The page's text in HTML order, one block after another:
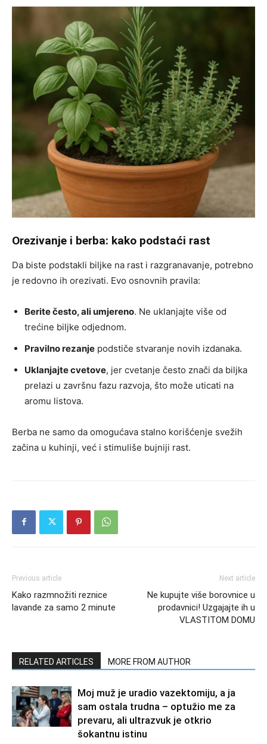
Orezivanje i berba: kako podstaći rast
Da biste podstakli biljke na rast i razgranavanje, potrebno
je redovno ih orezivati. Evo osnovnih pravila:
Berite često, ali umjereno. Ne uklanjajte više od
trećine biljke odjednom.
Pravilno rezanje podstiče stvaranje novih izdanaka.
Uklanjajte cvetove, jer cvetanje često znači da biljka
prelazi u završnu fazu razvoja, što može uticati na
aromu listova.
Berba ne samo da omogućava stalno korišćenje svežih
začina u kuhinji, već i stimuliše bujniji rast.
Previous article
Kako razmnožiti reznice
lavande za samo 2 minute
Next article
Ne kupujte više borovnice u
prodavnici! Uzgajajte ih u
VLASTITOM DOMU
RELATED ARTICLES MORE FROM AUTHOR
Moj muž je uradio vazektomiju, a ja
sam ostala trudna – optužio me za
prevaru, ali ultrazvuk je otkrio
šokantnu istinu